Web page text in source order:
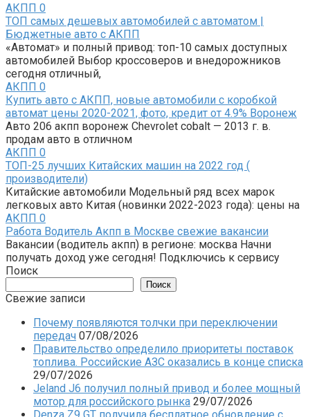
АКПП 0
ТОП самых дешевых автомобилей с автоматом |
Бюджетные авто с АКПП
«Автомат» и полный привод: топ-10 самых доступных
автомобилей Выбор кроссоверов и внедорожников
сегодня отличный,
АКПП 0
Купить авто с АКПП, новые автомобили с коробкой
автомат цены 2020-2021, фото, кредит от 4.9% Воронеж
Авто 206 акпп воронеж Chevrolet cobalt — 2013 г. в.
продам авто в отличном
АКПП 0
ТОП-25 лучших Китайских машин на 2022 год (
производители)
Китайские автомобили Модельный ряд всех марок
легковых авто Китая (новинки 2022-2023 года): цены на
АКПП 0
Работа Водитель Акпп в Москве свежие вакансии
Вакансии (водитель акпп) в регионе: москва Начни
получать доход уже сегодня! Подключись к сервису
Поиск
Поиск
Свежие записи
Почему появляются толчки при переключении
передач 07/08/2026
Правительство определило приоритеты поставок
топлива. Российские АЗС оказались в конце списка
29/07/2026
Jeland J6 получил полный привод и более мощный
мотор для российского рынка 29/07/2026